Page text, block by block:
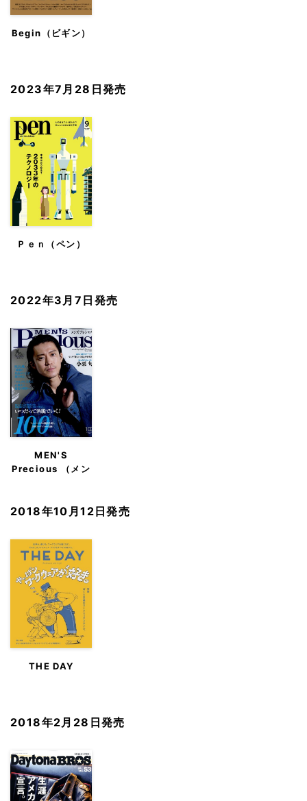
Begin（ビギン）
2023年7月28日発売
Ｐｅｎ（ペン）
2022年3月7日発売
MEN'S
Precious （メン
2018年10月12日発売
THE DAY
2018年2月28日発売